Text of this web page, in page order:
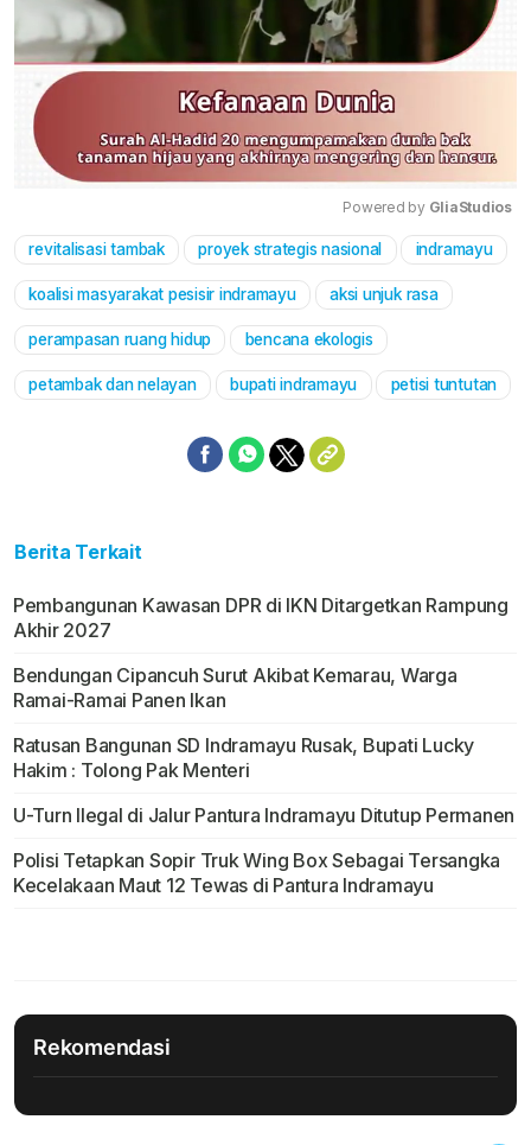
Mute
Powered by GliaStudios
revitalisasi tambak proyek strategis nasional indramayu
koalisi masyarakat pesisir indramayu aksi unjuk rasa
perampasan ruang hidup bencana ekologis
petambak dan nelayan bupati indramayu petisi tuntutan
Berita Terkait
Pembangunan Kawasan DPR di IKN Ditargetkan Rampung
Akhir 2027
Bendungan Cipancuh Surut Akibat Kemarau, Warga
Ramai-Ramai Panen Ikan
Ratusan Bangunan SD Indramayu Rusak, Bupati Lucky
Hakim : Tolong Pak Menteri
U-Turn Ilegal di Jalur Pantura Indramayu Ditutup Permanen
Polisi Tetapkan Sopir Truk Wing Box Sebagai Tersangka
Kecelakaan Maut 12 Tewas di Pantura Indramayu
Rekomendasi